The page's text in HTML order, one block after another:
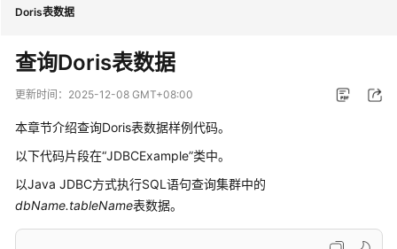
新
动
态
服
务
公
告
产
Doris表数据
查询Doris表数据
更新时间： 2025-12-08 GMT+08:00
本章节介绍查询Doris表数据样例代码。
以下代码片段在“JDBCExample”类中。
以Java JDBC方式执行SQL语句查询集群中的
dbName.tableName表数据。